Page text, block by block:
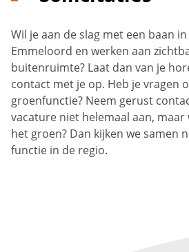
Wil je aan de slag met een baan
Emmeloord en werken aan
buitenruimte? Laat dan van je
contact met je op. Heb je vragen
groenfunctie? Neem gerust
vacature niet helemaal aan, maar
het groen? Dan kijken we samen
functie in de regio.